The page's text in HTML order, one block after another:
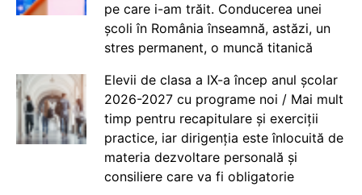
pe care i-am trăit. Conducerea unei
școli în România înseamnă, astăzi, un
stres permanent, o muncă titanică
Elevii de clasa a IX-a încep anul școlar
2026-2027 cu programe noi / Mai mult
timp pentru recapitulare și exerciții
practice, iar dirigenția este înlocuită de
materia dezvoltare personală și
consiliere care va fi obligatorie